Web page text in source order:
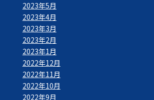
2023年5月
2023年4月
2023年3月
2023年2月
2023年1月
2022年12月
2022年11月
2022年10月
2022年9月